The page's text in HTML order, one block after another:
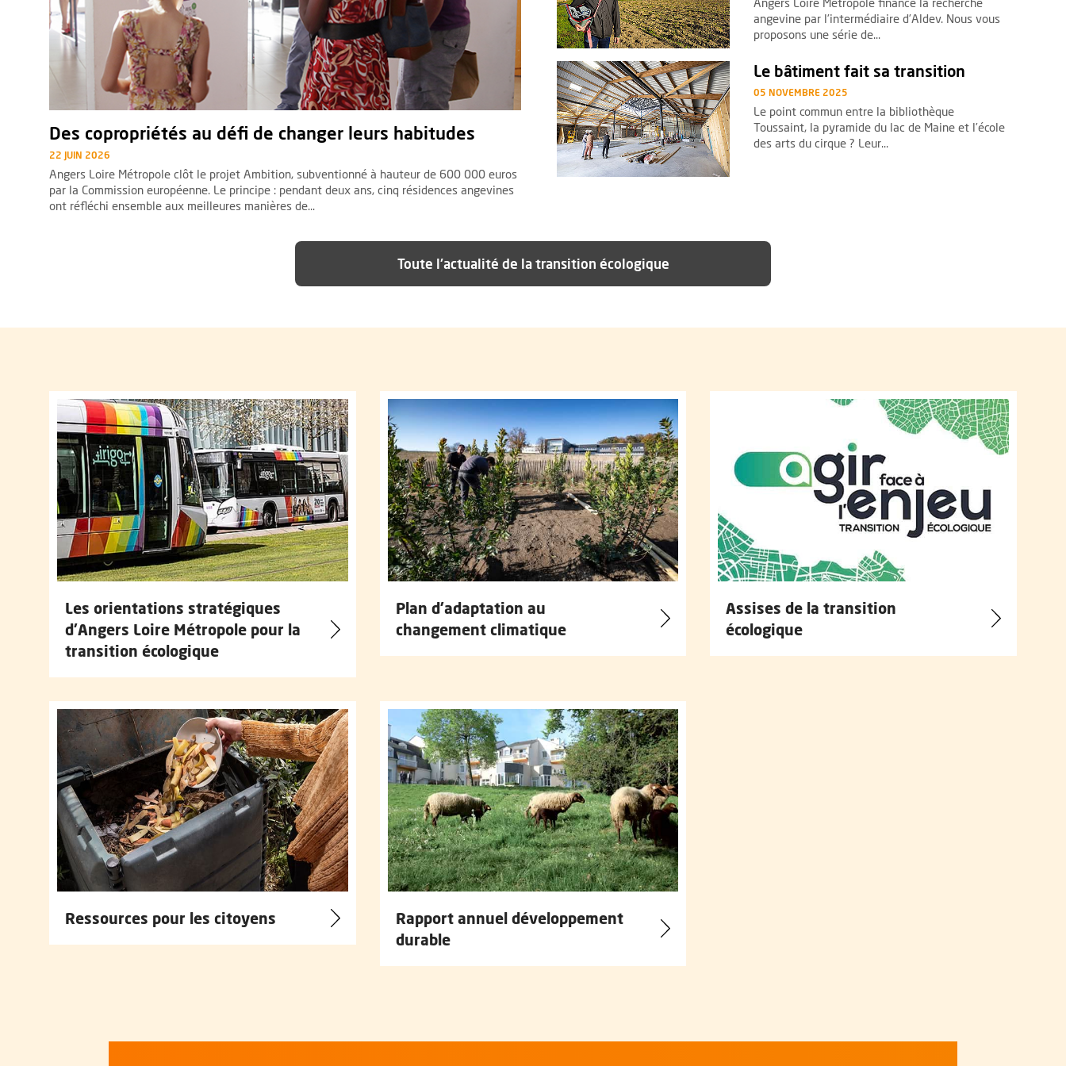
Des copropriétés au défi de changer leurs habitudes
22 JUIN 2026
Angers Loire Métropole clôt le projet Ambition, subventionné à hauteur de 600 000 euros
par la Commission européenne. Le principe : pendant deux ans, cinq résidences angevines
ont réfléchi ensemble aux meilleures manières de...
angevine par l’intermédiaire d’Aldev. Nous vous
proposons une série de...
Le bâtiment fait sa transition
05 NOVEMBRE 2025
Le point commun entre la bibliothèque
Toussaint, la pyramide du lac de Maine et l’école
des arts du cirque ? Leur...
En savoir plus sur l'actualité Le bâtiment fait sa transition
Toute l'actualité de la transition écologique
Les orientations stratégiques
d'Angers Loire Métropole pour la
transition écologique
Plan d'adaptation au
changement climatique
Assises de la transition
écologique
Ressources pour les citoyens
Rapport annuel développement
durable